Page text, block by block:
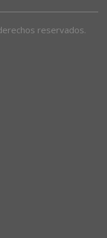
reservados.